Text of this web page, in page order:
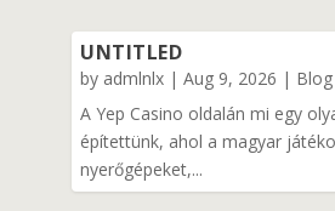
UNTITLED
by admlnlx |Aug 9, 2026 | Blog
A Yep Casino oldalán mi egy
építettünk, ahol a magyar
nyerőgépeket,...